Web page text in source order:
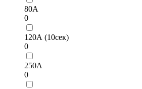
80А
0
120А (10сек)
0
250А
0